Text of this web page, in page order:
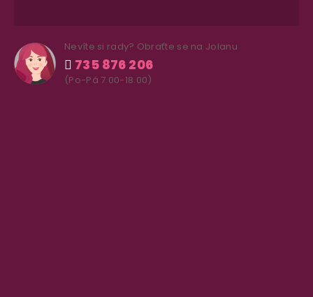
Nevíte si rady? Obraťte se na Jolanu
735 876 206
(Po-Pá 7.00-18.00)